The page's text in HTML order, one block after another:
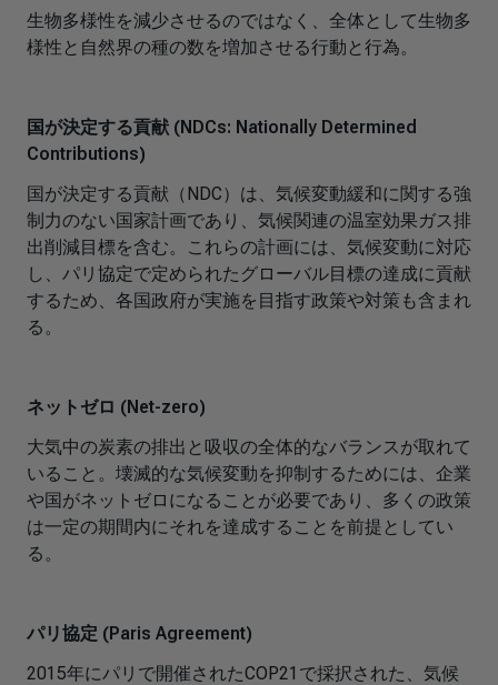
生物多様性を減少させるのではなく、全体として生物多
様性と自然界の種の数を増加させる行動と行為。
国が決定する貢献 (NDCs: Nationally Determined
Contributions)
国が決定する貢献（NDC）は、気候変動緩和に関する強
制力のない国家計画であり、気候関連の温室効果ガス排
出削減目標を含む。これらの計画には、気候変動に対応
し、パリ協定で定められたグローバル目標の達成に貢献
するため、各国政府が実施を目指す政策や対策も含まれ
る。
ネットゼロ (Net-zero)
大気中の炭素の排出と吸収の全体的なバランスが取れて
いること。壊滅的な気候変動を抑制するためには、企業
や国がネットゼロになることが必要であり、多くの政策
は一定の期間内にそれを達成することを前提としてい
る。
パリ協定 (Paris Agreement)
2015年にパリで開催されたCOP21で採択された、気候